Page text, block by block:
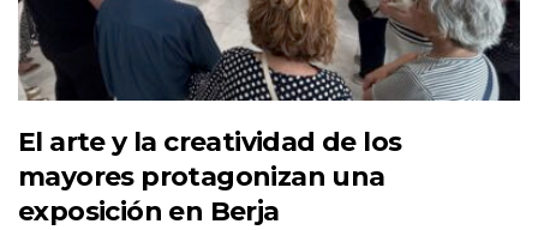
El arte y la creatividad de los
mayores protagonizan una
exposición en Berja